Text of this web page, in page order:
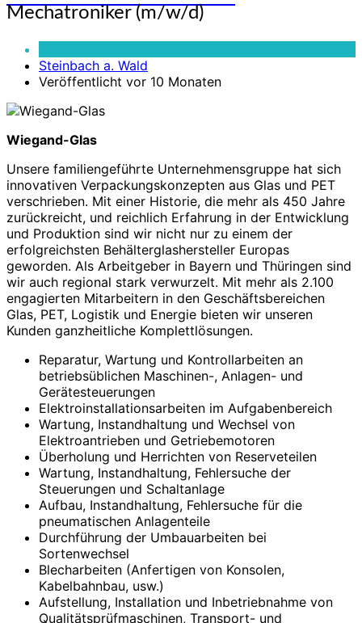
Mechatroniker
Mechatroniker (m/w/d)
Steinbach a. Wald
Veröffentlicht vor 10 Monaten
Wiegand-Glas
Unsere familiengeführte Unternehmensgruppe hat sich
innovativen Verpackungskonzepten aus Glas und PET
verschrieben. Mit einer Historie, die mehr als 450 Jahre
zurückreicht, und reichlich Erfahrung in der Entwicklung
und Produktion sind wir nicht nur zu einem der
erfolgreichsten Behälterglashersteller Europas
geworden. Als Arbeitgeber in Bayern und Thüringen sind
wir auch regional stark verwurzelt. Mit mehr als 2.100
engagierten Mitarbeitern in den Geschäftsbereichen
Glas, PET, Logistik und Energie bieten wir unseren
Kunden ganzheitliche Komplettlösungen.
Reparatur, Wartung und Kontrollarbeiten an
betriebsüblichen Maschinen-, Anlagen- und
Gerätesteuerungen
Elektroinstallationsarbeiten im Aufgabenbereich
Wartung, Instandhaltung und Wechsel von
Elektroantrieben und Getriebemotoren
Überholung und Herrichten von Reserveteilen
Wartung, Instandhaltung, Fehlersuche der
Steuerungen und Schaltanlage
Aufbau, Instandhaltung, Fehlersuche für die
pneumatischen Anlagenteile
Durchführung der Umbauarbeiten bei
Sortenwechsel
Blecharbeiten (Anfertigen von Konsolen,
Kabelbahnbau, usw.)
Aufstellung, Installation und Inbetriebnahme von
Qualitätsprüfmaschinen, Transport- und